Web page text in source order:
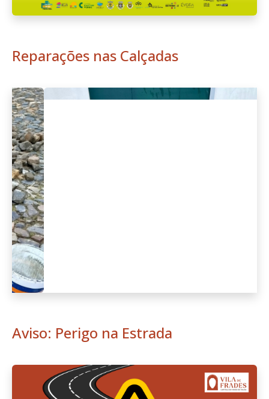
Reparações nas Calçadas
Anterior
Aviso: Perigo na Estrada